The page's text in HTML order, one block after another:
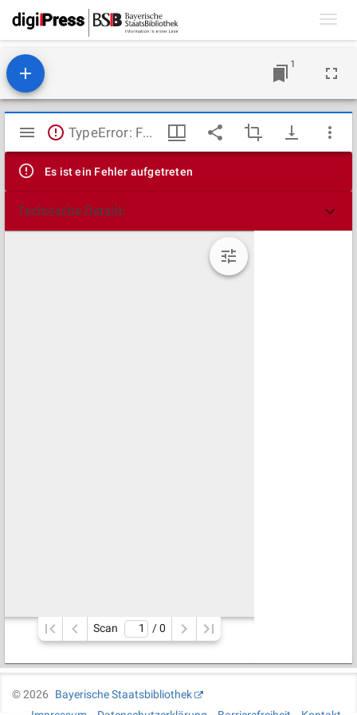
1
Mirador
Viewer
TypeError: Failed to fetch
Es ist ein Fehler aufgetreten
Technische Details
Scan / 0
©2026
Bayerische Staatsbibliothek